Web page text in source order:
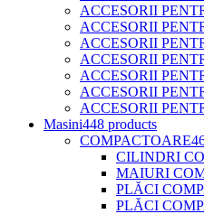
ACCESORII
ACCESORII
ACCESORII
ACCESORII
ACCESORII
ACCESORII
ACCESORII
Masini448 products
COMPACTOARE
CILINDRI
MAIURI
PLĂCI
PLĂCI